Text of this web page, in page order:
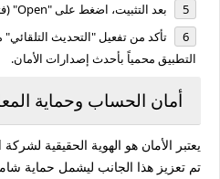
بعد التثبيت، اضغط على"Open"
تأكد من تفعيل "التحديث التلقائي"
التطبيق محمياً بأحدث إصدارات الأمان.
أمان الحساب وحماية
تم تعزيز هذا الجانب ليشمل حماية